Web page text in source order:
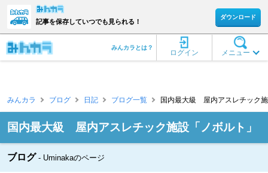
記事を保存していつでも見られる！
ダウンロード
メニュー
ログイン
みんカラとは？
みんカラ ブログ 日記 ブログ一覧 国内最大級 屋内アスレチック
国内最大級 屋内アスレチック施設「ノボルト」
ブログ Uminakaのページ